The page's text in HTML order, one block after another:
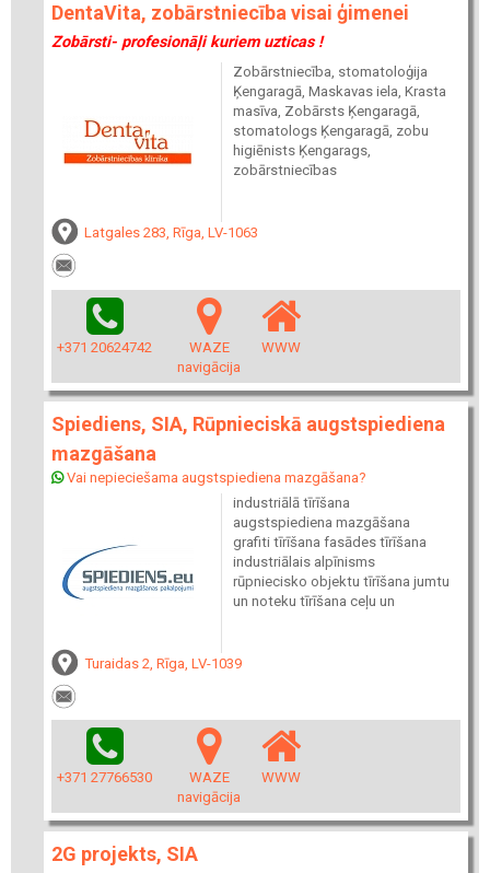
DentaVita, zobārstniecība visai ģimenei
Zobārsti- profesionāļi kuriem uzticas !
Zobārstniecība, stomatoloģija
Ķengaragā, Maskavas iela, Krasta
masīva, Zobārsts Ķengaragā,
stomatologs Ķengaragā, zobu
higiēnists Ķengarags,
zobārstniecības
Latgales 283, Rīga, LV-1063
+371 20624742
WAZE
navigācija
WWW
Spiediens, SIA, Rūpnieciskā augstspiediena
mazgāšana
Vai nepieciešama augstspiediena mazgāšana?
industriālā tīrīšana
augstspiediena mazgāšana
grafiti tīrīšana fasādes tīrīšana
industriālais alpīnisms
rūpniecisko objektu tīrīšana jumtu
un noteku tīrīšana ceļu un
Turaidas 2, Rīga, LV-1039
+371 27766530
WAZE
navigācija
WWW
2G projekts, SIA